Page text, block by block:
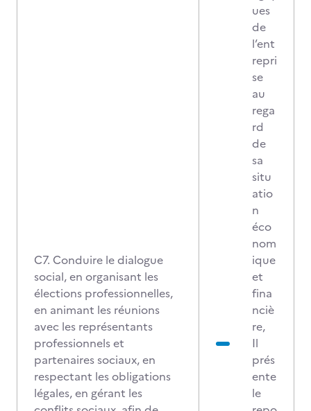
C7. Conduire le dialogue
social, en organisant les
élections professionnelles,
en animant les réunions
avec les représentants
professionnels et
partenaires sociaux, en
respectant les obligations
légales, en gérant les
ues
de
l’ent
repri
se
au
rega
rd
de
sa
situ
atio
n
éco
nom
ique
et
fina
nciè
re,
Il
prés
ente
le